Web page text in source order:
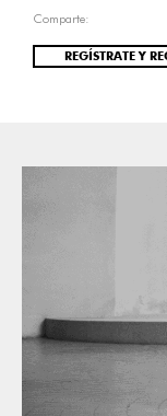
Comparte:
REGÍSTRATE Y